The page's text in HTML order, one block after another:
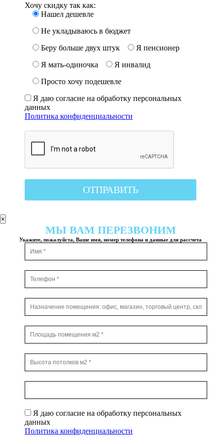
Хочу скидку так как:
Нашел дешевле
Не укладываюсь в бюджет
Беру больше двух штук
Я пенсионер
Я мать-одиночка
Я инвалид
Просто хочу подешевле
Я даю согласие на обработку персональных
данных
Политика конфиденциальности
×
МЫ ВАМ ПЕРЕЗВОНИМ
Укажите, пожалуйста, Ваше имя, номер телефона и данные для рассчета
Я даю согласие на обработку персональных
данных
Политика конфиденциальности